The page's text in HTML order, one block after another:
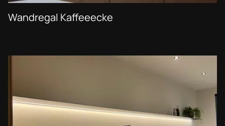
Wandregal Kaffeeecke